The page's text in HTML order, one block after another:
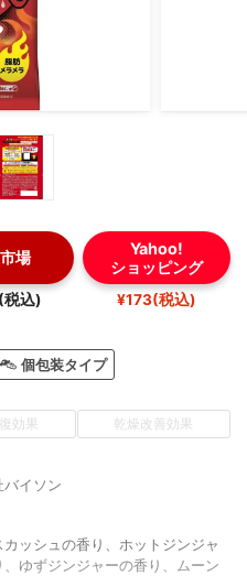
場
込)
Yahoo!
ショッピング
¥173(税込)
個包装タイプ
効果 乾燥改善効果
バイソン
カッシュの香り、ホットジンジャ
、ゆずジンジャーの香り、ムーン